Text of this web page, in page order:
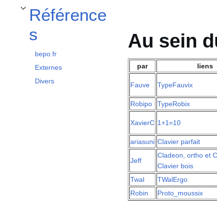
Référence
s
Afficher / masquer la sous-section Références
bepo.fr
Externes
Divers
Au sein
par liens
Fauve TypeFauvix
Robipo TypeRobix
XavierC 1+1=10
ariasuni Clavier parfait
Jeff
Cladeon, ortho et
Clavier bois
Twal
TWalErgo
Robin
Proto_moussix